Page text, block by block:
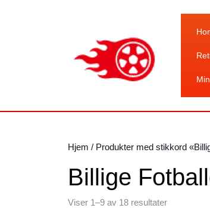
Hjem / Produkter med stikkord
Billige
Viser 1–9 av 18 resultaterSortert